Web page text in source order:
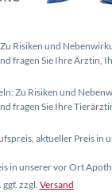
Risiken und
fragen Sie Ihre Ärztin,
Zu Risiken und
fragen Sie Ihre
aktueller Preis in
in unserer vor Ort
zzgl. Versand